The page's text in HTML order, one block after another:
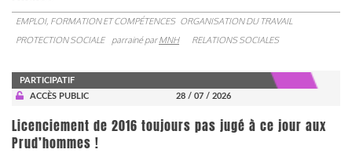
EMPLOI, FORMATION ET COMPÉTENCES ORGANISATION DU TRAVAIL
PROTECTION SOCIALE
parrainé parMNH RELATIONS SOCIALES
PARTICIPATIF
ACCÈS PUBLIC
28 / 07 / 2026
Licenciement de 2016 toujours pas jugé à ce jour aux
Prud’hommes !